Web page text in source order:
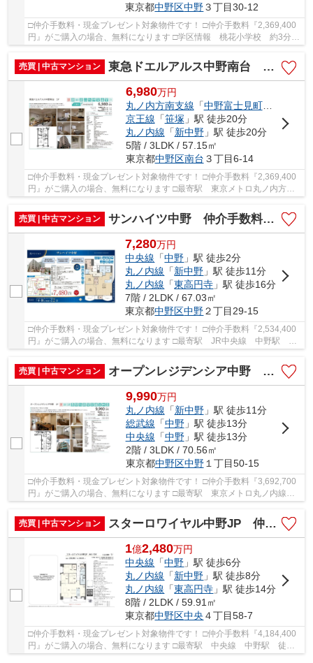
東京都中野区中野３丁目30-12
□仲介手数料・現金プレゼント対象物件です！ □仲介手数料『2,369,400
円』がご購入の場合、無料になります □学区情報 桃花小学校 約3分
中野中学校 約16分 □最寄駅 JR中央線 中野...
売買 | 中古マンション
東急ドエルアルス中野南台 仲介手数料無料＋40万円現金プレゼント中
6,980万円
丸ノ内方南支線 「中野富士見町」駅 徒歩
京王線 「笹塚」駅 徒歩20分
丸ノ内線 「新中野」駅 徒歩20分
5階 / 3LDK / 57.15㎡
東京都中野区南台 ３丁目6-14
□仲介手数料・現金プレゼント対象物件です！ □仲介手数料『2,369,400
円』がご購入の場合、無料になります □最寄駅 東京メトロ丸ノ内方南
売買 | 中古マンション
サンハイツ中野 仲介手数料無料＋40万円現金プレゼント中
7,280万円
中央線 「中野 」駅 徒歩2分
丸ノ内線 「新中野 」駅 徒歩11分
丸ノ内線 「東高円寺 」駅 徒歩16分
7階 / 2LDK / 67.03㎡
東京都中野区中野２丁目29-15
□仲介手数料・現金プレゼント対象物件です！ □仲介手数料『2,534,400
円』がご購入の場合、無料になります □最寄駅 JR中央線 中野駅 徒
売買 | 中古マンション
オープンレジデンシア中野 仲介手数料無料＋50万円現金プレゼント中
9,990万円
丸ノ内線 「新中野」駅 徒歩11分
総武線 「中野」駅 徒歩13分
中央線 「中野」駅 徒歩13分
2階 / 3LDK / 70.56㎡
東京都中野区中野１丁目50-15
□仲介手数料・現金プレゼント対象物件です！ □仲介手数料『3,692,700
円』がご購入の場合、無料になります □最寄駅 東京メトロ丸ノ内線
売買 | 中古マンション
スターロワイヤル中野JP 仲介手数料無料＋60万円現金プレゼント中
1億2,480万円
中央線 「中野 」駅 徒歩6分
丸ノ内線 「新中野 」駅 徒歩8分
丸ノ内線 「東高円寺 」駅 徒歩14分
8階 / 2LDK / 59.91㎡
東京都中野区中央 ４丁目58-7
□仲介手数料・現金プレゼント対象物件です！ □仲介手数料『4,184,400
円』がご購入の場合、無料になります □最寄駅 中央線 中野駅 徒歩
約6分 □リフォーム物件 □駐車場空有（26,000円...